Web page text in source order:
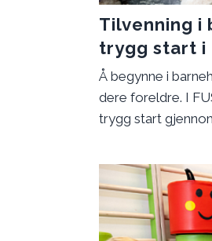
Tilvenning i
trygg start i
Å begynne i
dere foreldre. I
trygg start
start.